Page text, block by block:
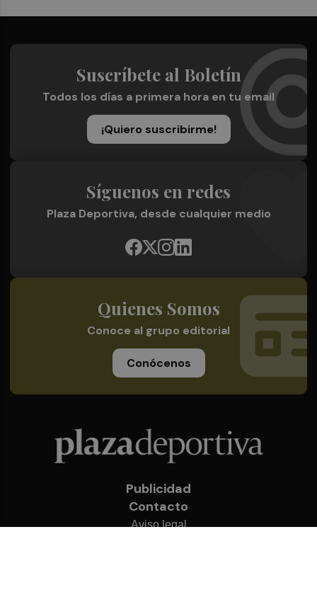
Suscríbete al Boletín
Todos los días a primera hora en tu email
¡Quiero suscribirme!
Síguenos en redes
Plaza Deportiva, desde cualquier medio
Quienes Somos
Conoce al grupo editorial
Conócenos
Publicidad
Contacto
Aviso legal